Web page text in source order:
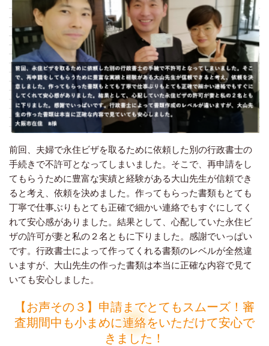
前回、夫婦で永住ビザを取るために依頼した別の行政書士の
手続きで不許可となってしまいました。そこで、再申請をし
てもらうために豊富な実績と経験がある大山先生が信頼でき
ると考え、依頼を決めました。作ってもらった書類もとても
丁寧で仕事ぶりもとても正確で細かい連絡でもすぐにしてく
れて安心感がありました。結果として、心配していた永住ビ
ザの許可が妻と私の２名ともに下りました。感謝でいっぱい
です。行政書士によって作ってくれる書類のレベルが全然違
いますが、大山先生の作った書類は本当に正確な内容で見て
いても安心しました。
【お声その３】申請までとてもスムーズ！審
査期間中も小まめに連絡をいただけて安心で
きました！